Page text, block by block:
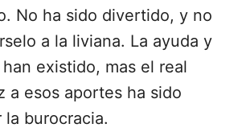
No ha sido divertido, y no
a la liviana. La ayuda y
existido, mas el real
a esos aportes ha sido
la burocracia.